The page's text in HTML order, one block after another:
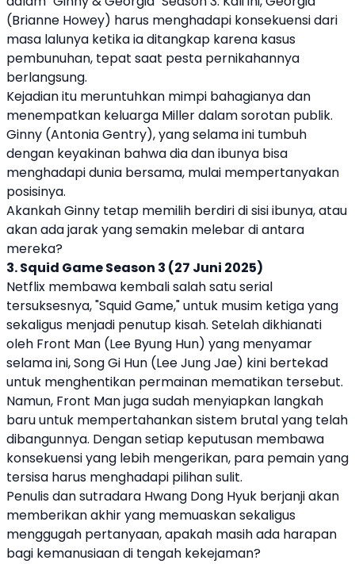
(Brianne Howey) harus menghadapi konsekuensi dari
masa lalunya ketika ia ditangkap karena kasus
pembunuhan, tepat saat pesta pernikahannya
berlangsung.
Kejadian itu meruntuhkan mimpi bahagianya dan
menempatkan keluarga Miller dalam sorotan publik.
Ginny (Antonia Gentry), yang selama ini tumbuh
dengan keyakinan bahwa dia dan ibunya bisa
menghadapi dunia bersama, mulai mempertanyakan
posisinya.
Akankah Ginny tetap memilih berdiri di sisi ibunya, atau
akan ada jarak yang semakin melebar di antara
mereka?
3. Squid Game Season 3 (27 Juni 2025)
Netflix membawa kembali salah satu serial
tersuksesnya, "Squid Game," untuk musim ketiga yang
sekaligus menjadi penutup kisah. Setelah dikhianati
oleh Front Man (Lee Byung Hun) yang menyamar
selama ini, Song Gi Hun (Lee Jung Jae) kini bertekad
untuk menghentikan permainan mematikan tersebut.
Namun, Front Man juga sudah menyiapkan langkah
baru untuk mempertahankan sistem brutal yang telah
dibangunnya. Dengan setiap keputusan membawa
konsekuensi yang lebih mengerikan, para pemain yang
tersisa harus menghadapi pilihan sulit.
Penulis dan sutradara Hwang Dong Hyuk berjanji akan
memberikan akhir yang memuaskan sekaligus
menggugah pertanyaan, apakah masih ada harapan
bagi kemanusiaan di tengah kekejaman?